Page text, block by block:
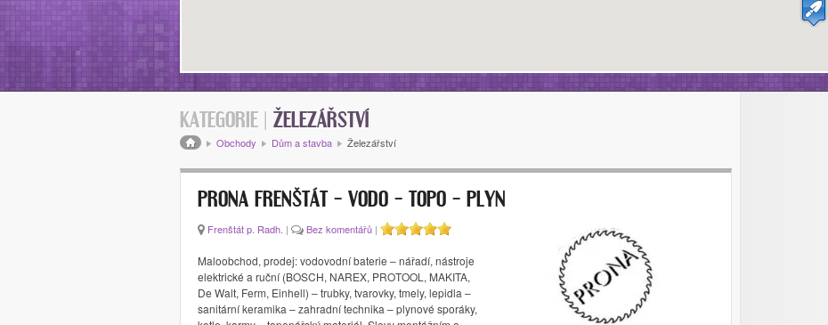
KATEGORIE | ŽELEZÁŘSTVÍ
Drobečková navigace
Obchody Dům a stavba Železářství
PRONA FRENŠTÁT – VODO – TOPO – PLYN
Frenštát p. Radh. | Bez komentářů |
Maloobchod, prodej: vodovodní baterie – nářadí, nástroje
elektrické a ruční (BOSCH, NAREX, PROTOOL, MAKITA,
De Walt, Ferm, Einhell) – trubky, tvarovky, tmely, lepidla –
sanitární keramika – zahradní technika – plynové sporáky,